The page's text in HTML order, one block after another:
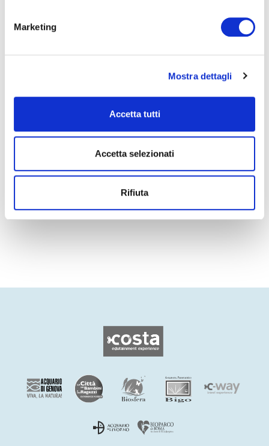
Marketing
Mostra dettagli
Accetta tutti
Accetta selezionati
Rifiuta
Precedente
La Grande Festa d'Estate di Banca Malatestiana